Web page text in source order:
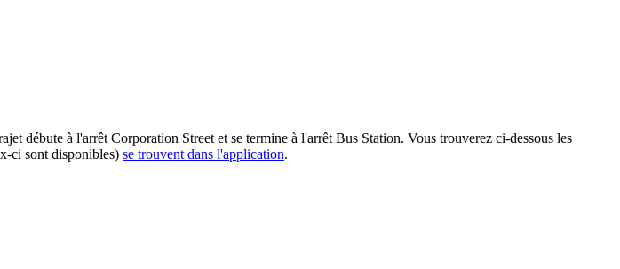
débute à l'arrêt Corporation Street et se termine à l'arrêt Bus Station. Vous trouverez ci-dessous les
ci sont disponibles) se trouvent dans l'application.